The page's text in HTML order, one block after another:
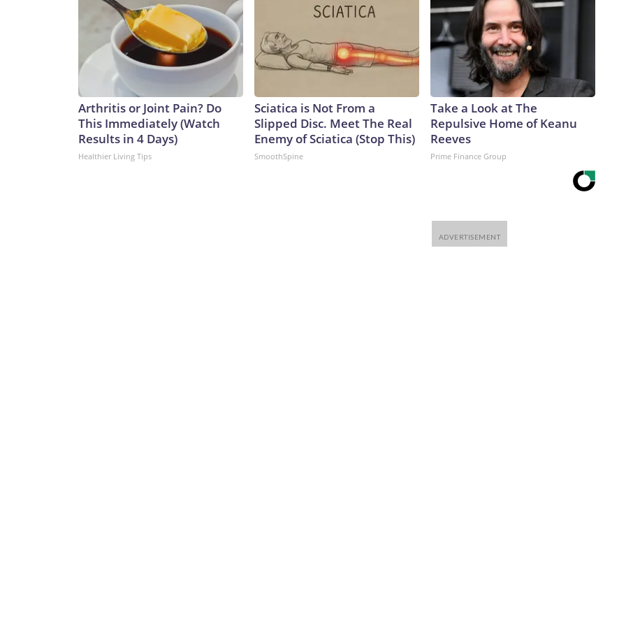
contradicciones y declaraciones falsas e incluso extrañas sobre el virus (¿recuerdan lo de la lejía?) que
provenían de Trump en un momento en que los estadounidenses tomaban decisiones de vida o muerte sobre
qué debían hacer.Pero una revisión verdadera, amplia y apolítica de la respuesta al covid, al parecer,
simplemente no está sobre la mesa.The-CNN-Wire™ & © 2026 Cable News Network, Inc., a Warner Bros.
Discovery Company. All rights reserved.
Arthritis or Joint Pain? Do
This Immediately (Watch
Results in 4 Days)
Healthier Living Tips
Sciatica is Not From a
Slipped Disc. Meet The Real
Enemy of Sciatica (Stop This)
SmoothSpine
Take a Look at The
Repulsive Home of Keanu
Reeves
Prime Finance Group